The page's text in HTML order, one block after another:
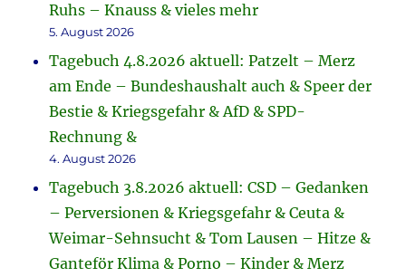
Ruhs – Knauss & vieles mehr
5. August 2026
Tagebuch 4.8.2026 aktuell: Patzelt – Merz
am Ende – Bundeshaushalt auch & Speer der
Bestie & Kriegsgefahr & AfD & SPD-
Rechnung &
4. August 2026
Tagebuch 3.8.2026 aktuell: CSD – Gedanken
– Perversionen & Kriegsgefahr & Ceuta &
Weimar-Sehnsucht & Tom Lausen – Hitze &
Ganteför Klima & Porno – Kinder & Merz